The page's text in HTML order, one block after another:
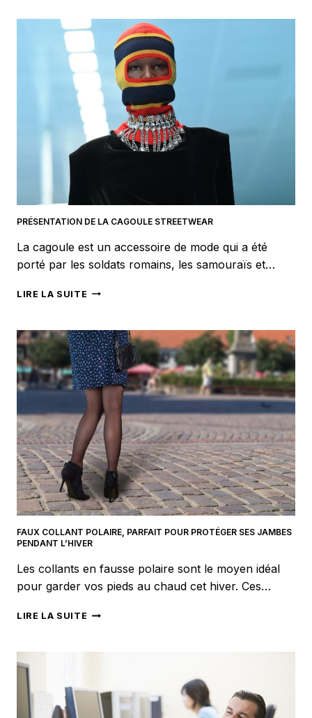
NŒUD
PAPILLON
EN
BOIS
PRÉSENTATION DE LA CAGOULE STREETWEAR
La cagoule est un accessoire de mode qui a été
porté par les soldats romains, les samouraïs et…
LIRE LA SUITE PRÉSENTATION
CAGOULE
STREETWEAR
FAUX COLLANT POLAIRE, PARFAIT POUR PROTÉGER SES JAMBES
PENDANT L’HIVER
Les collants en fausse polaire sont le moyen idéal
pour garder vos pieds au chaud cet hiver. Ces…
LIRE LA SUITE FAUX
PARFAIT
SES
JAMBES